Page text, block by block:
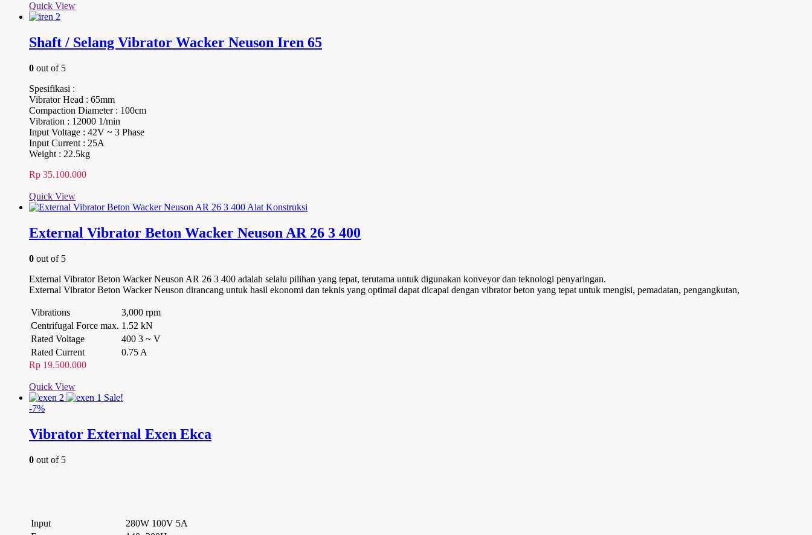
Quick View
Shaft / Selang Vibrator Wacker Neuson Iren 65
0 out of 5
Spesifikasi :
Vibrator Head : 65mm
Compaction Diameter : 100cm
Vibration : 12000 1/min
Input Voltage : 42V ~ 3 Phase
Input Current : 25A
Weight : 22.5kg
Rp 35.100.000
Quick View
External Vibrator Beton Wacker Neuson AR 26 3 400
0 out of 5
External Vibrator Beton Wacker Neuson AR 26 3 400 adalah selalu pilihan yang tepat, terutama untuk digunakan konveyor dan teknologi penyaringan.
External Vibrator Beton Wacker Neuson dirancang untuk hasil ekonomi dan teknis yang optimal dapat dicapai dengan vibrator beton yang tepat untuk mengisi, pemadatan, pengangkutan,
Vibrations
3,000 rpm
Centrifugal Force max. 1.52 kN
Rated Voltage
400 3 ~ V
Rated Current
0.75 A
Rp 19.500.000
Quick View
Sale!
-7%
Vibrator External Exen Ekca
0 out of 5
Input
280W 100V 5A